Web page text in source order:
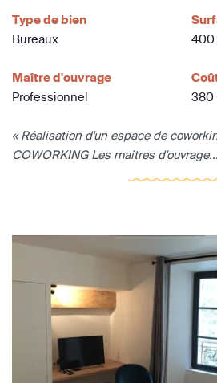
Type de bien
Bureaux
400
Maître d'ouvrage
Professionnel
« Réalisation d'un espace de
COWORKING Les maitres